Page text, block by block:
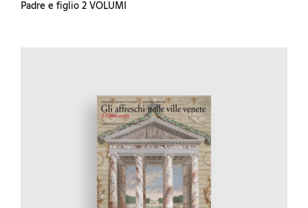
Padre e figlio 2 VOLUMI